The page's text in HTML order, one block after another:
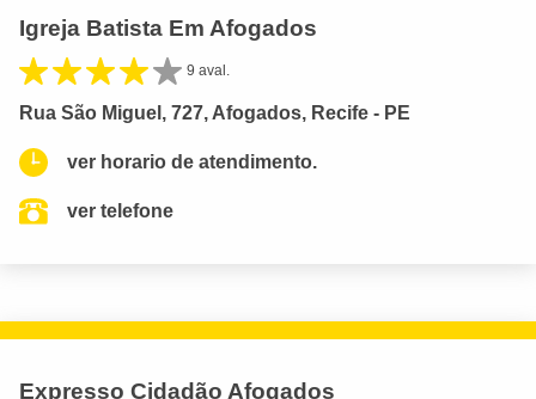
Igreja Batista Em Afogados
9 aval.
Rua São Miguel, 727, Afogados, Recife - PE
ver horario de atendimento.
ver telefone
Expresso Cidadão Afogados